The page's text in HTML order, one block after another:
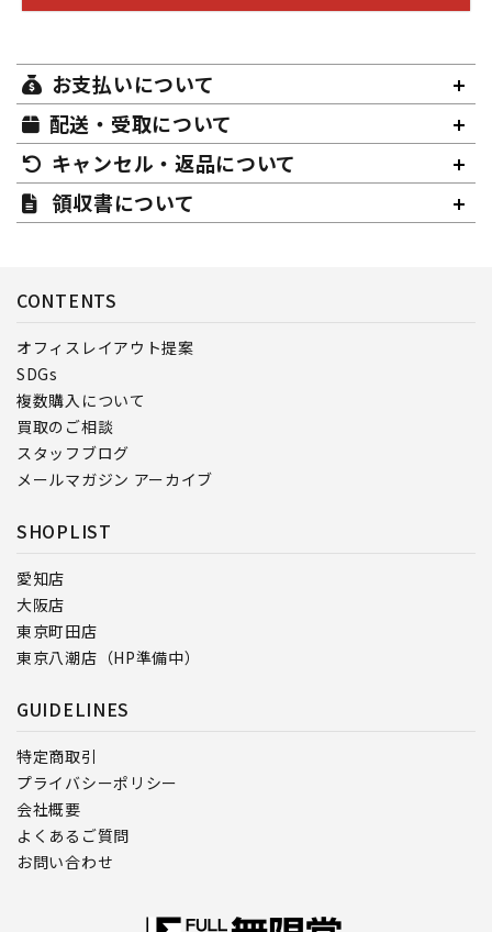
お支払いについて
配送・受取について
キャンセル・返品について
領収書について
CONTENTS
オフィスレイアウト提案
SDGs
複数購入について
買取のご相談
スタッフブログ
メールマガジン アーカイブ
SHOPLIST
愛知店
大阪店
東京町田店
東京八潮店（HP準備中）
GUIDELINES
特定商取引
プライバシーポリシー
会社概要
よくあるご質問
お問い合わせ